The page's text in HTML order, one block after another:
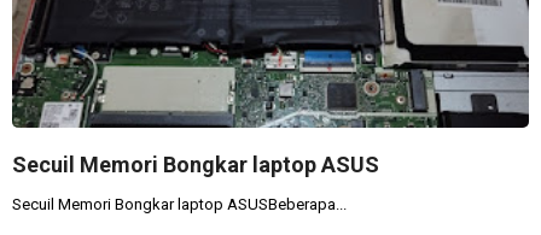
Secuil Memori Bongkar laptop ASUS
Secuil Memori Bongkar laptop ASUSBeberapa...